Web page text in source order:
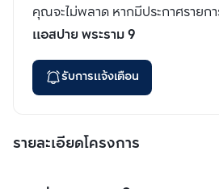
คุณจะไม่พลาด หากมีประกาศรายกา
แอสปาย พระราม 9
รับการแจ้งเตือน
รายละเอียดโครงการ